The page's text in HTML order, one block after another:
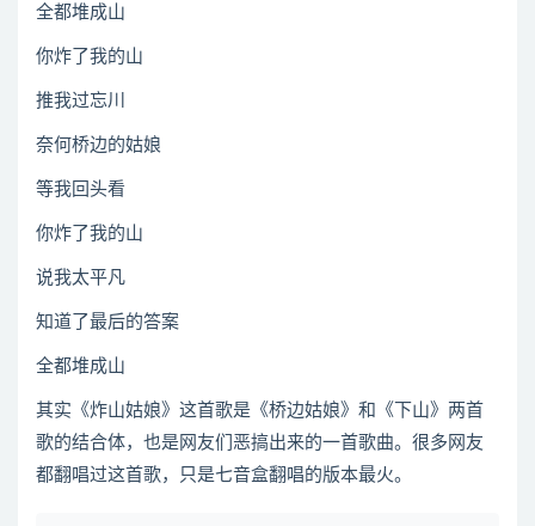
全都堆成山
你炸了我的山
推我过忘川
奈何桥边的姑娘
等我回头看
你炸了我的山
说我太平凡
知道了最后的答案
全都堆成山
其实《炸山姑娘》这首歌是《桥边姑娘》和《下山》两首
歌的结合体，也是网友们恶搞出来的一首歌曲。很多网友
都翻唱过这首歌，只是七音盒翻唱的版本最火。